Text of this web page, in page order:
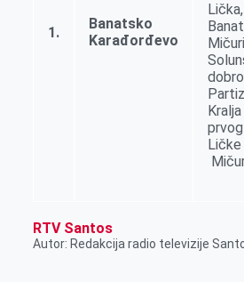
1.
Banatsko
Karađorđevo
Lička,
Ličke
RTV Santos
Autor: Redakcija radio televizije